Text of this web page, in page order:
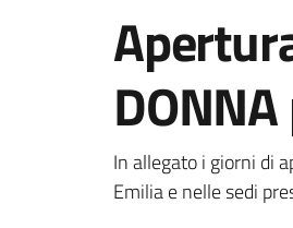
Dettagli
In allegato i giorni di
Emilia e nelle sedi